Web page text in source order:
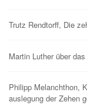
Trutz Rendtorff, Die
Martin Luther über
Philipp Melanchthon,
auslegung der Zehen